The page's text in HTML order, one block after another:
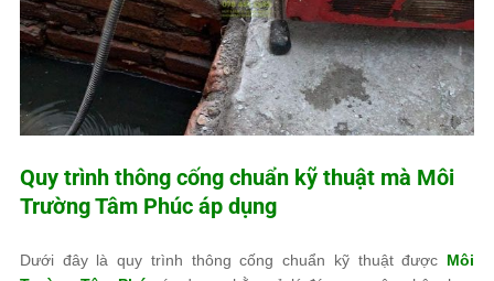
Quy trình thông cống chuẩn kỹ thuật mà Môi
Trường Tâm Phúc áp dụng
Dưới đây là quy trình thông cống chuẩn kỹ thuật được Môi